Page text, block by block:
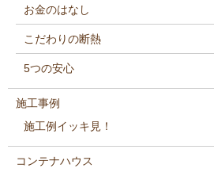
お金のはなし
こだわりの断熱
5つの安心
施工事例
施工例イッキ見！
コンテナハウス